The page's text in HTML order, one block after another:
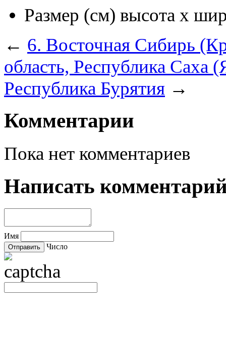
Размер (см) высота х
← 6. Восточная Сибирь
область, Республика Саха
Республика Бурятия →
Комментарии
Пока нет комментариев
Написать
Имя
Число